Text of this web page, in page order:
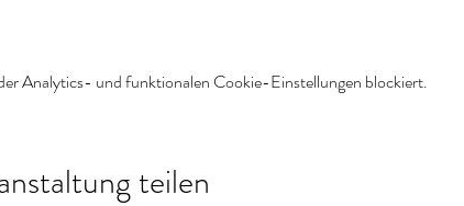
Analytics- und funktionalen Cookie-Einstellungen blockiert.
teilen